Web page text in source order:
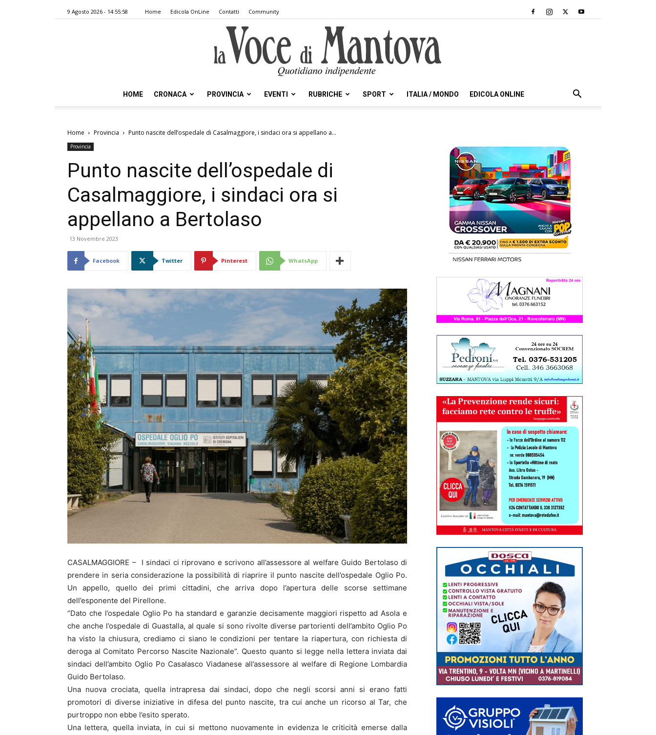
9 Agosto 2026 - 14:55:58 Home Edicola OnLine Contatti Community
Mantova
HOME CRONACA PROVINCIA EVENTI RUBRICHE SPORT ITALIA / MONDO EDICOLA ONLINE
Home Provincia Punto nascite dell’ospedale di Casalmaggiore, i sindaci ora si appellano a...
Provincia
Punto nascite dell’ospedale di
Casalmaggiore, i sindaci ora si
appellano a Bertolaso
13 Novembre 2023
Facebook Twitter Pinterest WhatsApp
CASALMAGGIORE – I sindaci ci riprovano e scrivono all’assessore al welfare Guido Bertolaso di
prendere in seria considerazione la possibilità di riaprire il punto nascite dell’ospedale Oglio Po.
Un appello, quello dei primi cittadini, che arriva dopo l’apertura delle scorse settimane
dell’esponente del Pirellone.
“Dato che l’ospedale Oglio Po ha standard e garanzie decisamente maggiori rispetto ad Asola e
che anche l’ospedale di Guastalla, al quale si sono rivolte diverse partorienti dell’ambito Oglio Po
ha visto la chiusura, crediamo ci siano le condizioni per tentare la riapertura, con richiesta di
deroga al Comitato Percorso Nascite Nazionale”. Questo quanto si legge nella lettera inviata dai
sindaci dell’ambito Oglio Po Casalasco Viadanese all’assessore al welfare di Regione Lombardia
Guido Bertolaso.
Una nuova crociata, quella intrapresa dai sindaci, dopo che negli scorsi anni si erano fatti
promotori di diverse iniziative in difesa del punto nascite, tra cui anche un ricorso al Tar, che
purtroppo non ebbe l’esito sperato.
Una lettera, quella inviata, in cui si mettono nuovamente in evidenza le criticità emerse dalla